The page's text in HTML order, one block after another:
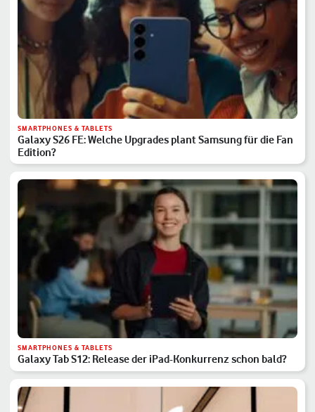
SMARTPHONES & TABLETS
Galaxy S26 FE: Welche Upgrades plant Samsung für die Fan
Edition?
SMARTPHONES & TABLETS
Galaxy Tab S12: Release der iPad-Konkurrenz schon bald?